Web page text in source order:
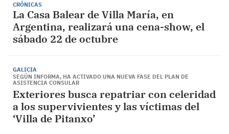
CRÓNICAS
La Casa Balear de Villa María, en
Argentina, realizará una cena-show, el
sábado 22 de octubre
GALICIA
SEGÚN INFORMA, HA ACTIVADO UNA NUEVA FASE DEL PLAN DE
ASISTENCIA CONSULAR
Exteriores busca repatriar con celeridad
a los supervivientes y las víctimas del
‘Villa de Pitanxo’